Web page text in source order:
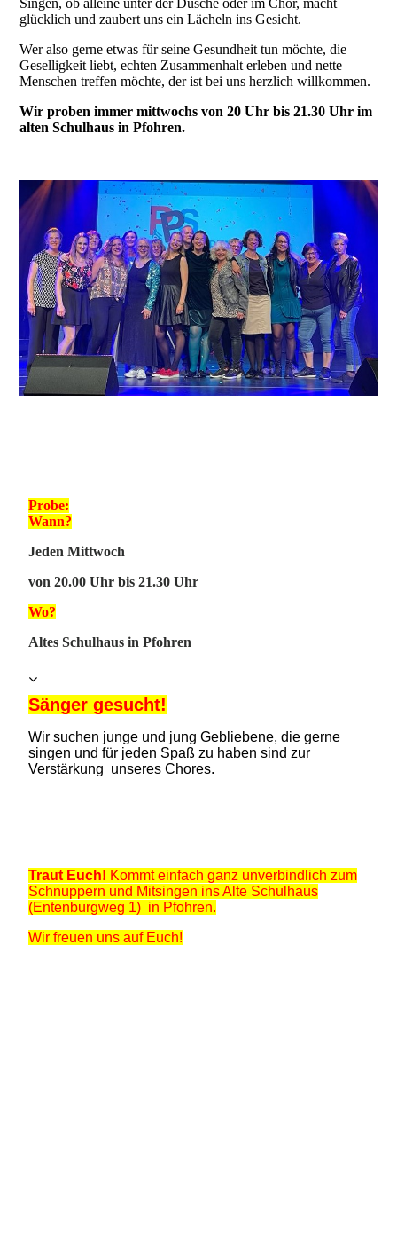
glücklich und zaubert uns ein Lächeln ins Gesicht.
Wer also gerne etwas für seine Gesundheit tun möchte, die
Geselligkeit liebt, echten Zusammenhalt erleben und nette
Menschen treffen möchte, der ist bei uns herzlich willkommen.
Wir proben immer mittwochs von 20 Uhr bis 21.30 Uhr im
alten Schulhaus in Pfohren.
Probe:
Wann?
Jeden Mittwoch
von 20.00 Uhr bis 21.30 Uhr
Wo?
Altes Schulhaus in Pfohren
Sänger gesucht!
Wir suchen junge und jung Gebliebene, die gerne
singen und für jeden Spaß zu haben sind zur
Verstärkung unseres Chores.
Traut Euch! Kommt einfach ganz unverbindlich zum
Schnuppern und Mitsingen ins Alte Schulhaus
(Entenburgweg 1) in Pfohren.
Wir freuen uns auf Euch!